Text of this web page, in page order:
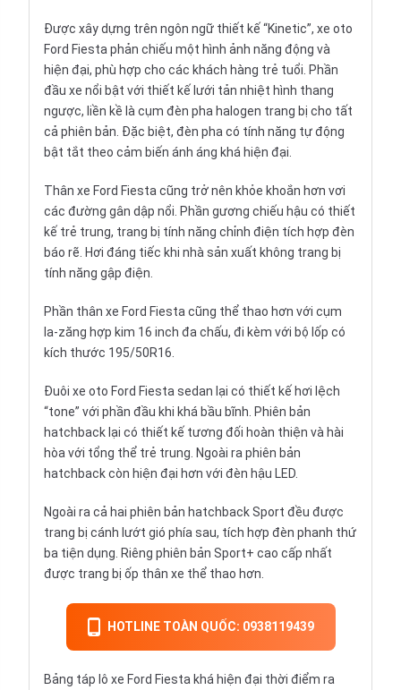
Được xây dựng trên ngôn ngữ thiết kế “Kinetic”, xe oto
Ford Fiesta phản chiếu một hình ảnh năng động và
hiện đại, phù hợp cho các khách hàng trẻ tuổi. Phần
đầu xe nổi bật với thiết kế lưới tản nhiệt hình thang
ngược, liền kề là cụm đèn pha halogen trang bị cho tất
cả phiên bản. Đặc biệt, đèn pha có tính năng tự động
bật tắt theo cảm biến ánh áng khá hiện đại.
Thân xe Ford Fiesta cũng trở nên khỏe khoắn hơn vơi
các đường gân dập nổi. Phần gương chiếu hậu có thiết
kế trẻ trung, trang bị tính năng chỉnh điện tích hợp đèn
báo rẽ. Hơi đáng tiếc khi nhà sản xuất không trang bị
tính năng gập điện.
Phần thân xe Ford Fiesta cũng thể thao hơn với cụm
la-zăng hợp kim 16 inch đa chấu, đi kèm với bộ lốp có
kích thước 195/50R16.
Đuôi xe oto Ford Fiesta sedan lại có thiết kế hơi lệch
“tone” với phần đầu khi khá bầu bĩnh. Phiên bản
hatchback lại có thiết kế tương đối hoàn thiện và hài
hòa với tổng thể trẻ trung. Ngoài ra phiên bản
hatchback còn hiện đại hơn với đèn hậu LED.
Ngoài ra cả hai phiên bản hatchback Sport đều được
trang bị cánh lướt gió phía sau, tích hợp đèn phanh thứ
ba tiện dụng. Riêng phiên bản Sport+ cao cấp nhất
được trang bị ốp thân xe thể thao hơn.
HOTLINE TOÀN QUỐC: 0938119439
Bảng táp lô xe Ford Fiesta khá hiện đại thời điểm ra